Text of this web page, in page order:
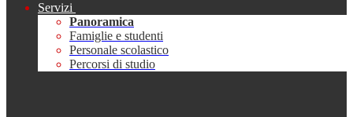
Servizi
Panoramica
Famiglie e studenti
Personale scolastico
Percorsi di studio